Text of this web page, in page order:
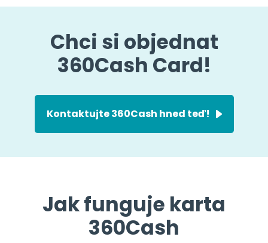
Chci si objednat
360Cash Card!
Kontaktujte 360Cash hned teď!
Jak funguje karta
360Cash